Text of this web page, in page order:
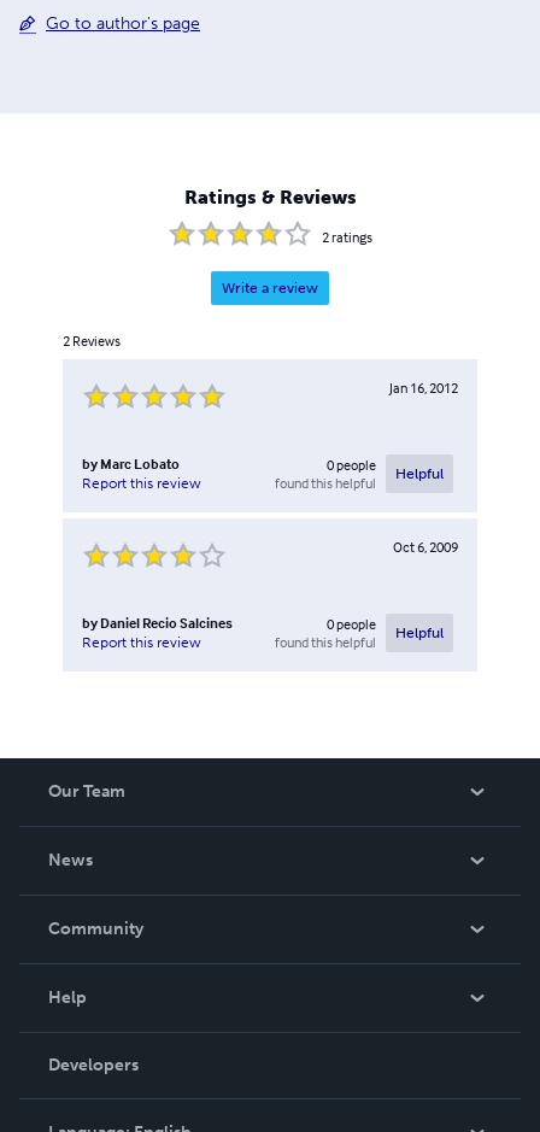
Go to author's page
Ratings & Reviews
2ratings
Write a review
2 Reviews
Jan 16, 2012
by Marc Lobato
Report this review
0people
found this helpful
Helpful
Oct 6, 2009
by Daniel Recio Salcines
Report this review
0people
found this helpful
Helpful
Our Team
News
In The News
Community
Podcast
Help
Order Lookup
Knowledge Base
Developers